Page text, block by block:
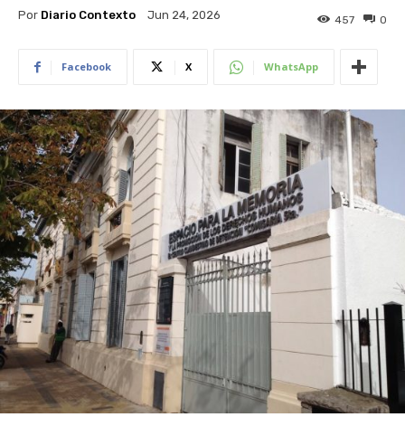
Por Diario Contexto Jun 24, 2026 0
457
Facebook X WhatsApp